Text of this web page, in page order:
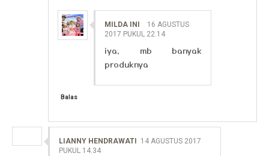
MILDA INI
16 AGUSTUS
2017 PUKUL 22.14
iya, mb banyak
produknya
Balas
LIANNY HENDRAWATI 14 AGUSTUS 2017
PUKUL 14.34